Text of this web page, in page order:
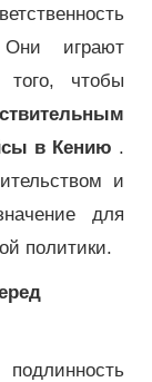
Они играют
чтобы
в Кению .
и
для
политики.